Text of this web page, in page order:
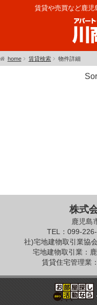
賃貸や売買など鹿児
home 賃貸検索 物件詳細
株式
鹿児島
TEL：099-
社)宅地建物取引業協
宅地建物取引業：
賃貸住宅管理業